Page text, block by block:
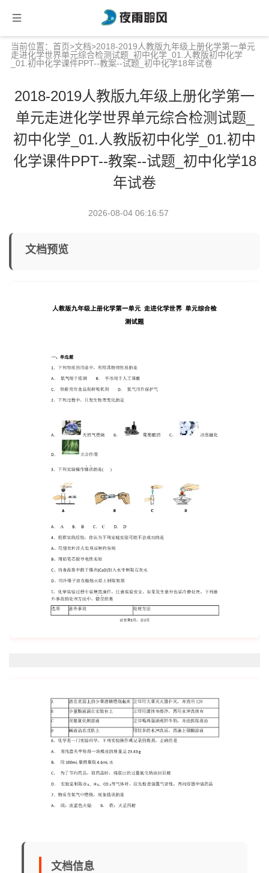
当前位置： 首页>文档>2018-2019人教版九年级上册化学第一单元
走进化学世界单元综合检测试题_初中化学_01.人教版初中化学
_01.初中化学课件PPT--教案--试题_初中化学18年试卷
2018-2019人教版九年级上册化学第一
单元走进化学世界单元综合检测试题_
初中化学_01.人教版初中化学_01.初中
化学课件PPT--教案--试题_初中化学18
年试卷
2026-08-04 06:16:57
文档预览
文档信息